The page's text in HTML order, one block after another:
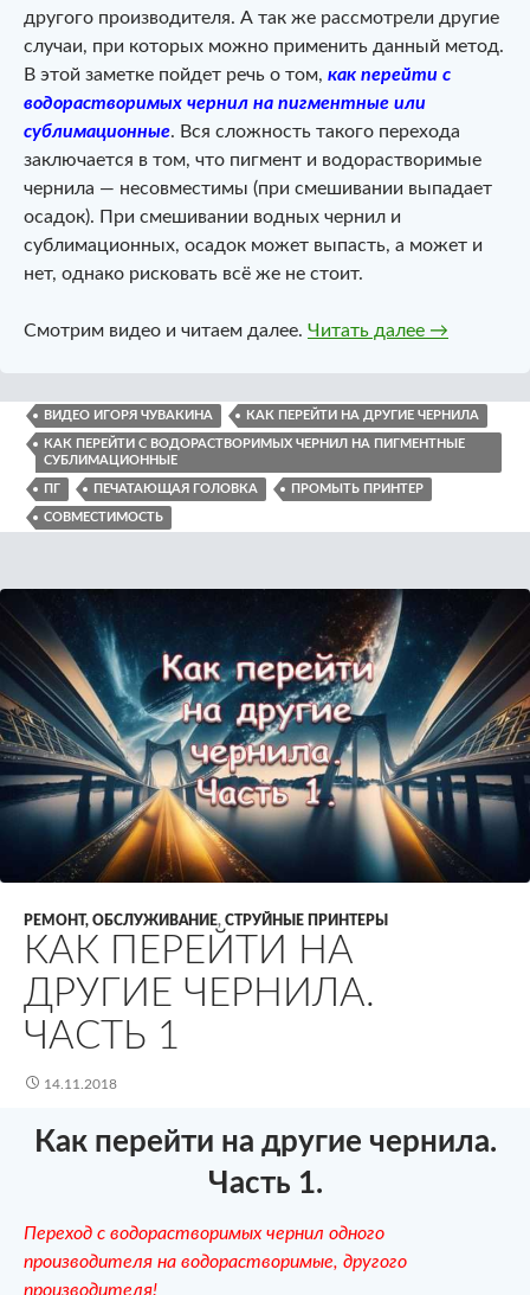
другого производителя. А так же рассмотрели другие
случаи, при которых можно применить данный метод.
В этой заметке пойдет речь о том, как перейти с
водорастворимых чернил на пигментные или
сублимационные. Вся сложность такого перехода
заключается в том, что пигмент и водорастворимые
чернила — несовместимы (при смешивании выпадает
осадок). При смешивании водных чернил и
сублимационных, осадок может выпасть, а может и
нет, однако рисковать всё же не стоит.
Смотрим видео и читаем далее. Читать далее Как
→
ВИДЕО ИГОРЯ ЧУВАКИНА КАК ПЕРЕЙТИ НА ДРУГИЕ ЧЕРНИЛА
КАК ПЕРЕЙТИ С ВОДОРАСТВОРИМЫХ ЧЕРНИЛ НА ПИГМЕНТНЫЕ
СУБЛИМАЦИОННЫЕ
ПГ ПЕЧАТАЮЩАЯ ГОЛОВКА ПРОМЫТЬ ПРИНТЕР
СОВМЕСТИМОСТЬ
РЕМОНТ, ОБСЛУЖИВАНИЕ, СТРУЙНЫЕ ПРИНТЕРЫ
КАК ПЕРЕЙТИ НА
ДРУГИЕ ЧЕРНИЛА.
ЧАСТЬ 1
14.11.2018
Как перейти на другие чернила.
Часть 1.
Переход с водорастворимых чернил одного
производителя на водорастворимые, другого
производителя!